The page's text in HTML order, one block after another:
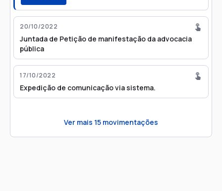
20/10/2022
Juntada de Petição de manifestação da advocacia
pública
17/10/2022
Expedição de comunicação via sistema.
Ver mais 15 movimentações